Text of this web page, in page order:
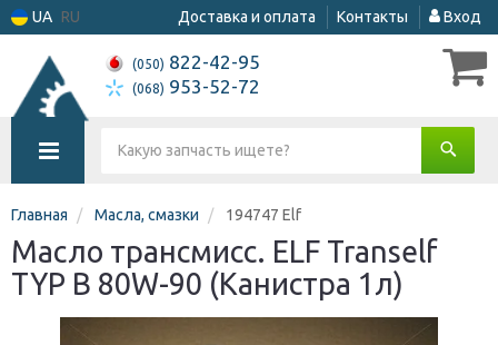
UA RU Доставка и оплата Контакты Вход
(050) 822-42-95
(068) 953-52-72
Главная Масла, смазки 194747 Elf
Масло трансмисс. ELF Tranself
TYP B 80W-90 (Канистра 1л)